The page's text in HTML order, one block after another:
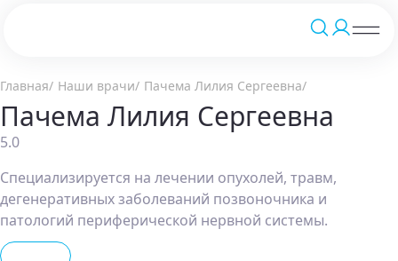
Главная Наши врачи Пачема Лилия Сергеевна
Пачема Лилия Сергеевна
5.0
Специализируется на лечении опухолей, травм,
дегенеративных заболеваний позвоночника и
патологий периферической нервной системы.